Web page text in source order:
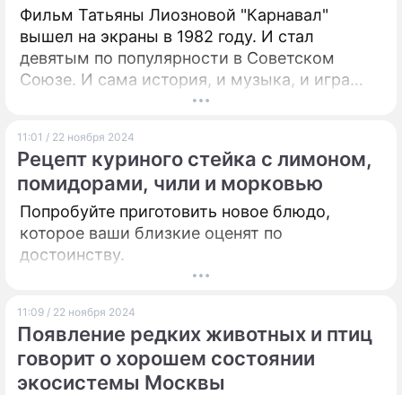
Фильм Татьяны Лиозновой "Карнавал"
вышел на экраны в 1982 году. И стал
девятым по популярности в Советском
Союзе. И сама история, и музыка, и игра
Ирины Муравьевой – зрителям полюбилось
киноленту. Ведь только самые
внимательные зрители ответят на эти
сложные вопросы. Напомним, что с тестом
по картине Эльдара Рязанова "Вокзал для
двоих" вы отлично справились!
11:01 / 22 ноября 2024
Рецепт куриного стейка с лимоном,
помидорами, чили и морковью
Попробуйте приготовить новое блюдо,
которое ваши близкие оценят по
достоинству.
11:09 / 22 ноября 2024
Появление редких животных и птиц
говорит о хорошем состоянии
экосистемы Москвы